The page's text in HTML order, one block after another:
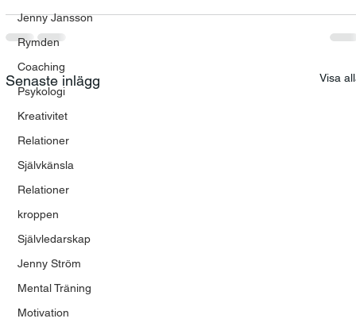
Jenny Jansson
Rymden
Coaching
Psykologi
Kreativitet
Relationer
Självkänsla
Relationer
kroppen
Självledarskap
Jenny Ström
Mental Träning
Motivation
Senaste inlägg Visa